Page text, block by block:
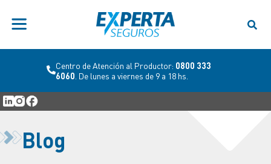
Centro de Atención al Productor: 0800 333
6060 . De lunes a viernes de 9 a 18 hs.
Blog